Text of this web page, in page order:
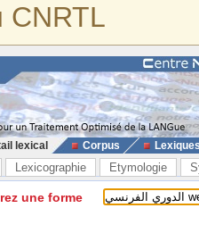
CNRTL
lexical Corpus
Lexicographie Etymologie
une forme